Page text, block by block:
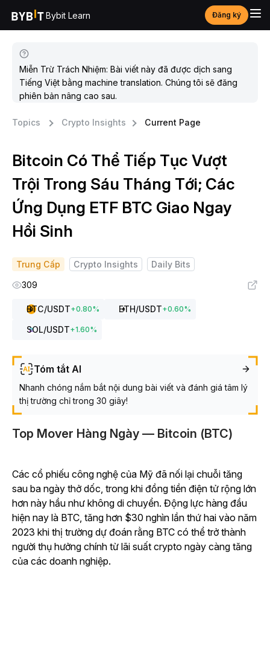
Bybit Learn Đăng ký
Miễn Trừ Trách Nhiệm: Bài viết này đã được dịch sang
Tiếng Việt bằng machine translation. Chúng tôi sẽ đăng
phiên bản nâng cao sau.
Topics Crypto Insights Current Page
Bitcoin Có Thể Tiếp Tục Vượt
Trội Trong Sáu Tháng Tới; Các
Ứng Dụng ETF BTC Giao Ngay
Hồi Sinh
Trung Cấp Crypto Insights
Daily Bits
309
BTC/USDT+0.80% ETH/USDT+0.60%
SOL/USDT+1.60%
Tóm tắt AI
Nhanh chóng nắm bắt nội dung bài viết và đánh giá tâm lý
thị trường chỉ trong 30 giây!
Top Mover Hàng Ngày — Bitcoin (BTC)
Các cổ phiếu công nghệ của Mỹ đã nối lại chuỗi tăng
sau ba ngày thở dốc, trong khi đồng tiền điện tử rộng lớn
hơn này hầu như không di chuyển. Động lực hàng đầu
hiện nay là BTC, tăng hơn $30 nghìn lần thứ hai vào năm
2023 khi thị trường dự đoán rằng BTC có thể trở thành
người thụ hưởng chính từ lãi suất crypto ngày càng tăng
của các doanh nghiệp.